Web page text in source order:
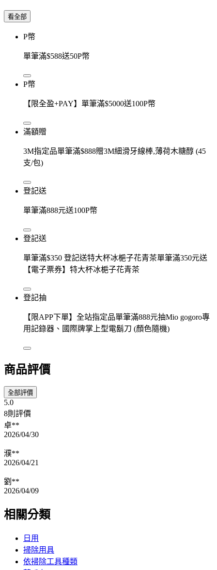
看全部
P幣
單筆滿$588送50P幣
P幣
【限全盈+PAY】單筆滿$5000送100P幣
滿額贈
3M指定品單筆滿$888贈3M細滑牙線棒,薄荷木糖醇 (45
支/包)
登記送
單筆滿888元送100P幣
登記送
單筆滿$350 登記送特大杯冰梔子花青茶單筆滿350元送
【電子票券】特大杯冰梔子花青茶
登記抽
【限APP下單】全站指定品單筆滿888元抽Mio gogoro專
用記錄器、國際牌掌上型電鬍刀 (顏色隨機)
商品評價
全部評價
5.0
8則評價
卓**
2026/04/30
濮**
2026/04/21
劉**
2026/04/09
相關分類
日用
掃除用具
依掃除工具種類